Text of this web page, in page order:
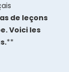
de leçons
Voici les
**